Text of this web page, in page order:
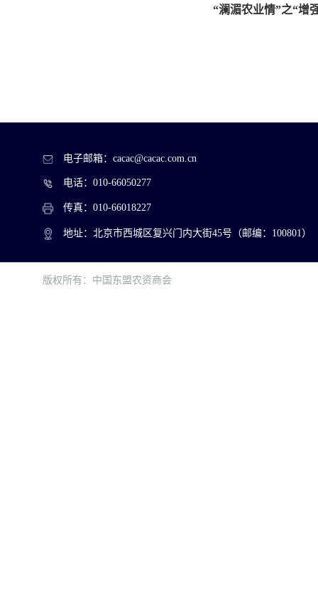
电子邮箱：cacac@cacac.com.cn
电话：010-66050277
传真：010-66018227
地址：北京市西城区复兴门内大街45号（邮编：100801）
版权所有：中国东盟农资商会